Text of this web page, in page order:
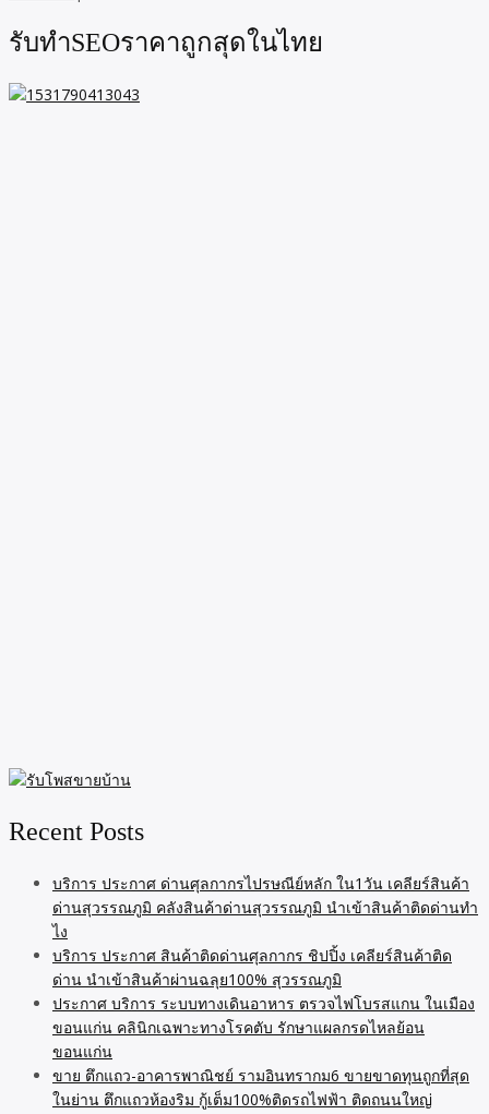
รับทำSEOราคาถูกสุดในไทย
Recent Posts
บริการ ประกาศ ด่านศุลกากรไปรษณีย์หลัก ใน1วัน เคลียร์สินค้า
ด่านสุวรรณภูมิ คลังสินค้าด่านสุวรรณภูมิ นำเข้าสินค้าติดด่านทำ
ไง
บริการ ประกาศ สินค้าติดด่านศุลกากร ชิปปิ้ง เคลียร์สินค้าติด
ด่าน นำเข้าสินค้าผ่านฉลุย100% สุวรรณภูมิ
ประกาศ บริการ ระบบทางเดินอาหาร ตรวจไฟโบรสแกน ในเมือง
ขอนแก่น คลินิกเฉพาะทางโรคตับ รักษาแผลกรดไหลย้อน
ขอนแก่น
ขาย ตึกแถว-อาคารพาณิชย์ รามอินทรากม6 ขายขาดทุนถูกที่สุด
ในย่าน ตึกแถวห้องริม กู้เต็ม100%ติดรถไฟฟ้า ติดถนนใหญ่